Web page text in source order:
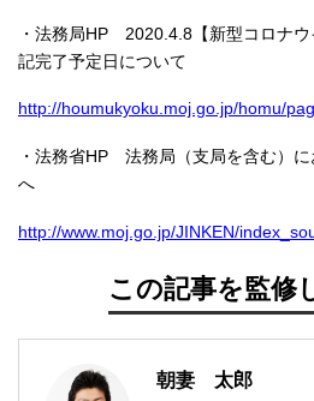
・法務局HP 2020.4.8 【新型コロナ
記完了予定日について
http://houmukyoku.moj.go.jp/homu/
・法務省HP 法務局（支局を含む）に
へ
http://www.moj.go.jp/JINKEN/
この記事を監修
朝妻 太郎